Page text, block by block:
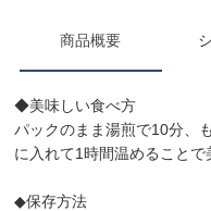
商品概要
◆美味しい食べ方
パックのまま湯煎で10分、
に入れて1時間温めることで
◆保存方法